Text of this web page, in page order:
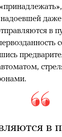
в
в